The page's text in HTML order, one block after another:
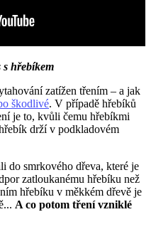
s hřebíkem
zatížen třením – a jak
škodlivé. V případě hřebíků
je to, kvůli čemu hřebíkmi
drží v podkladovém
do smrkového dřeva, které je
zatloukanému hřebíku než
hřebíku v měkkém dřevě je
A co potom tření vzniklé